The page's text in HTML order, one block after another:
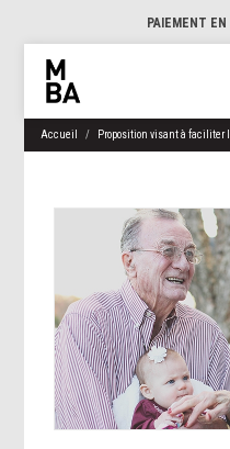
PAIEMENT EN
Accueil Proposition visant à